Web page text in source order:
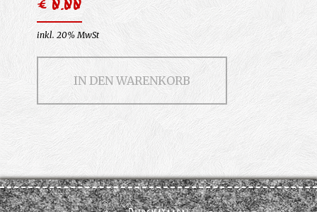
€ 0.00
inkl. 20% MwSt
IN DEN WARENKORB